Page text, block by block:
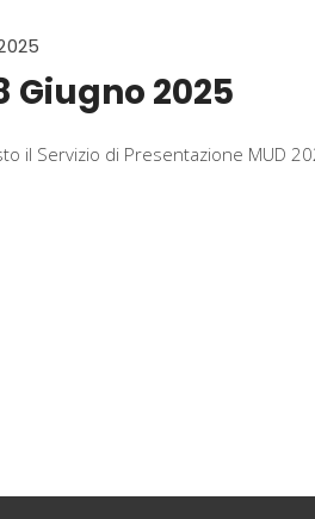
Giugno 2025
il Servizio di Presentazione MUD